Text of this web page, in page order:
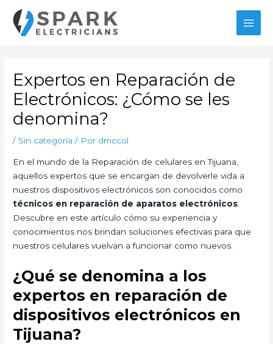
contenido
Expertos en Reparación de
Electrónicos: ¿Cómo se les
denomina?
/ Sin categoría / Por dmccol
En el mundo de la Reparación de celulares en Tijuana,
aquellos expertos que se encargan de devolverle vida a
nuestros dispositivos electrónicos son conocidos como
técnicos en reparación de aparatos electrónicos
Descubre en este artículo cómo su experiencia y
conocimientos nos brindan soluciones efectivas para que
nuestros celulares vuelvan a funcionar como nuevos.
¿Qué se denomina a los
expertos en reparación de
dispositivos electrónicos en
Tijuana?
entradas